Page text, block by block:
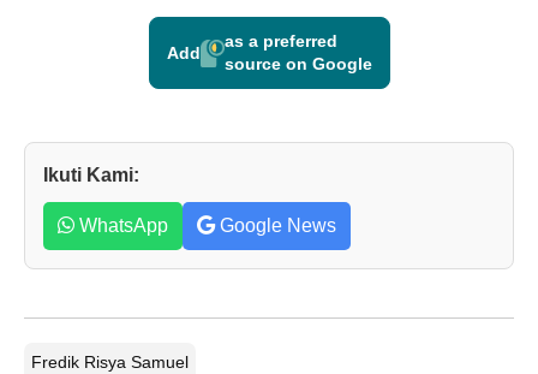
Add
as a preferred
source on Google
Ikuti Kami:
WhatsApp Google News
Fredik Risya Samuel